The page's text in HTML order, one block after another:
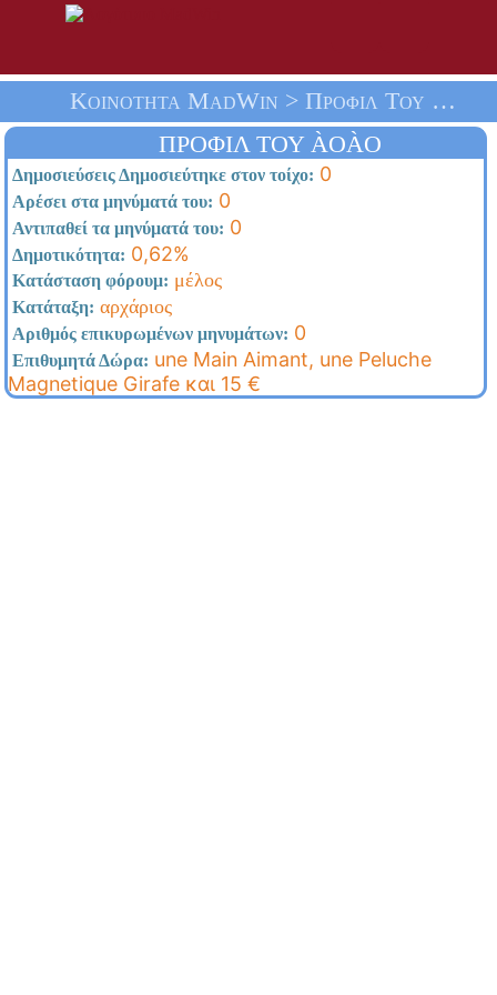
Κοινότητα MadWin > Προφίλ Του Àoào > Αρχική Σελίδα
ΠΡΟΦΊΛ ΤΟΥ ÀOÀO
Δημοσιεύσεις Δημοσιεύτηκε στον τοίχο: 0
Αρέσει στα μηνύματά του: 0
Αντιπαθεί τα μηνύματά του: 0
Δημοτικότητα: 0,62%
Κατάσταση φόρουμ: μέλος
Κατάταξη: αρχάριος
Αριθμός επικυρωμένων μηνυμάτων: 0
Επιθυμητά Δώρα: une Main Aimant, une Peluche
Magnetique Girafe και 15 €